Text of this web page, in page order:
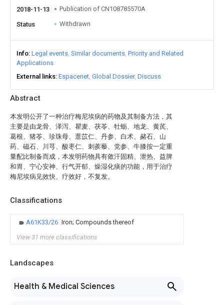
Abstract
本发明公开了一种治疗梅尼埃病的药物及其制备方法，其
主要是由龙骨、泽泻、瞿麦、茯苓、牡蛎、地龙、黄芪、
葛根、猪苓、珍珠母、薏苡仁、丹参、白术、赭石、山
药、磁石、川芎、酸枣仁、刺蒺藜、党参、牛膝按一定重
量配比制备而成，本发明药物具有敛汗固精、泄热、益脾
和胃、宁心安神、行气开郁、燥湿化痰的功能，用于治疗
梅尼埃病见效快、疗效好，不复发。
Classifications
A61K33/26 Iron; Compounds thereof
View 31 more classifications
Landscapes
Health & Medical Sciences
2018-11-13 Publication of CN108785570A
Status Withdrawn
Info Legal events Similar documents Priority and Related
Applications
External links Espacenet Global Dossier Discuss